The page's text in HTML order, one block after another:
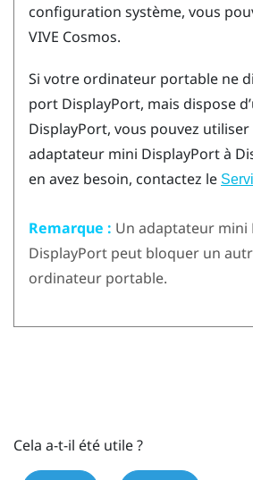
configuration système, vous
VIVE Cosmos.
Si votre ordinateur portable ne
port DisplayPort, mais dispose
DisplayPort, vous pouvez
adaptateur mini DisplayPortà
en avez besoin, contactez le
Remarque : Un adaptateur mini
DisplayPort peut bloquer un
ordinateur portable.
Cela a-t-il été utile ?